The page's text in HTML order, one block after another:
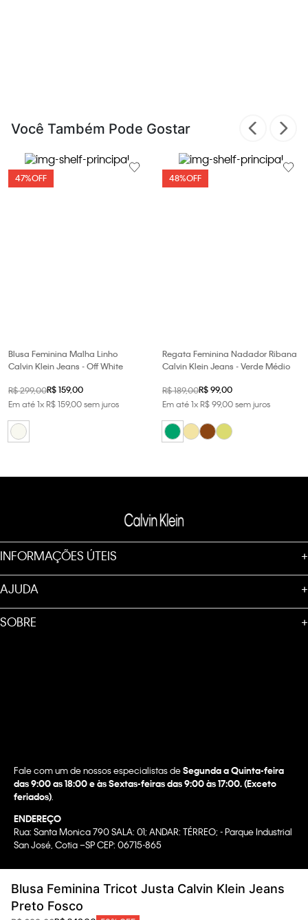
Blusa Feminina Tricot Justa Calvin Klein Jeans
Preto Fosco
Você Também Pode Gostar
47%OFF
Blusa Feminina Malha Linho
Calvin Klein Jeans - Off White
R$299,00R$159,00
Em até1xR$159,00sem juros
48%OFF
Regata Feminina Nadador Ribana
Calvin Klein Jeans - Verde Médio
R$189,00R$99,00
Em até1xR$99,00sem juros
INFORMAÇÕES ÚTEIS +
AJUDA +
SOBRE +
Fale com um de nossos especialistas deSegunda a Quinta-feira
das 9:00 as 18:00 e às Sextas-feiras das 9:00 às 17:00. (Exceto
feriados)
ENDEREÇO
Rua: Santa Monica 790 SALA: 01; ANDAR: TÉRREO; - Parque Industrial
San José, Cotia –SP CEP: 06715-865
WBR INDUSTRIA E COMERCIO DE VESTUARIO LTDA.
CNPJ 07.296.319/0058-90